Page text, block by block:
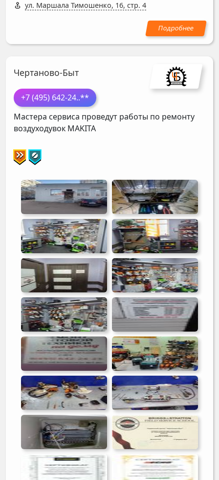
ул. Маршала Тимошенко, 16, стр. 4
Чертаново-Быт
+7 (495) 642-24..**
Мастера сервиса проведут работы по ремонту
воздуходувок MAKITA